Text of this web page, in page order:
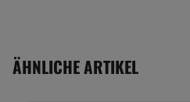
ÄHNLICHE ARTIKEL